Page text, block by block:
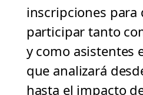
inscripciones para
participar tanto
y como asistentes
que analizará
hasta el impacto